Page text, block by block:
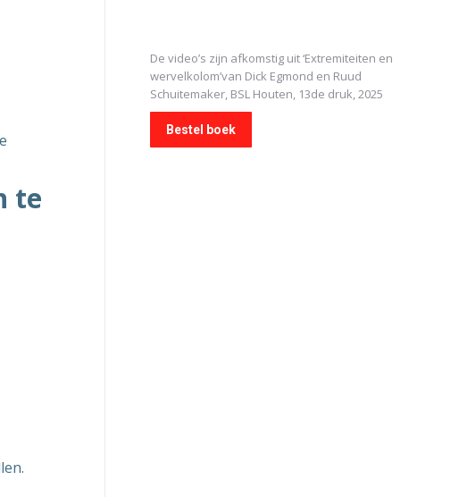
te
De video’s zijn afkomstig uit‘Extremiteiten en
wervelkolom’van Dick Egmond en Ruud
Schuitemaker, BSL Houten, 13de druk, 2025
Bestel boek